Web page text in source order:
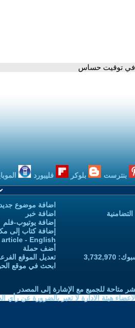
في توقيت حساس
بنترست بلوكر فليبورد
اضافة موضوع جديد
اضافة خبر
إضافة يوتيوب-فلم
إضافة كتاب إلى
article - English
أضف حملة
تعديل الموقع
ابحث في موقع
متاحة للجميع مع الإشارة إلى المصدر
هيئة الادارة لا تعبر بالضرورة عن رأي